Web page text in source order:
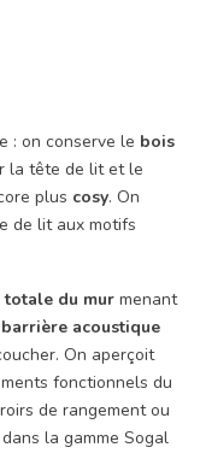
: on conserve le bois
la tête de lit et le
plus cosy. On
de lit aux motifs
totale du mur menant
barrière acoustique
On aperçoit
fonctionnels du
de rangement ou
la gamme Sogal